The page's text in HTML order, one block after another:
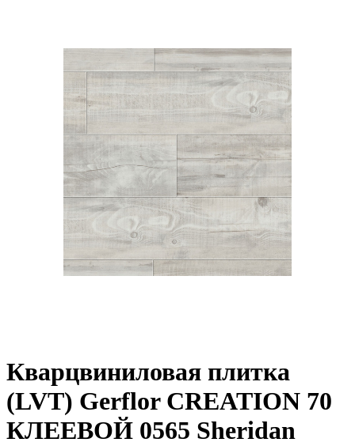
Кварцвиниловая плитка
(LVT) Gerflor CREATION 70
КЛЕЕВОЙ 0565 Sheridan